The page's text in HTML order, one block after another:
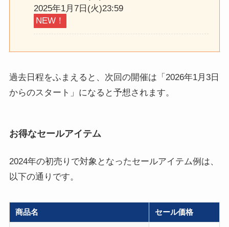
2025年1月7日(火)23:59
NEW！
過去日程をふまえると、次回の開催は「2026年1月3日
からのスタート」になると予想されます。
お得なセールアイテム
2024年の初売りで対象となったセールアイテム例は、
以下の通りです。
商品名 セール価格